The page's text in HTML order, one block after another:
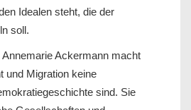
Idealen steht, die der
soll.
Ackermann macht
und Migration keine
sind. Sie